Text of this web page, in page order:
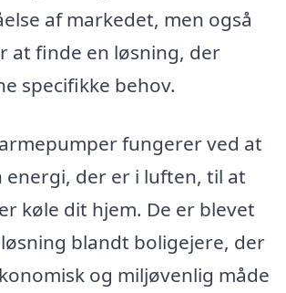
af markedet, men også
at finde en løsning, der
specifikke behov.
fungerer ved at
der er i luften, til at
køle dit hjem. De er blevet
blandt boligejere, der
og miljøvenlig måde